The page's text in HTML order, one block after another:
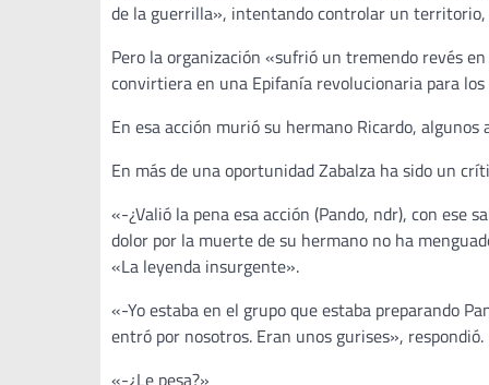
de la guerrilla», intentando controlar un
Pero la organización «sufrió un tremendo revés
convirtiera en una Epifanía revolucionaria para
En esa acción murió su hermano Ricardo, algunos
En más de una oportunidad Zabalza ha sido un
«-¿Valió la pena esa acción (Pando, ndr), con ese
dolor por la muerte de su hermano no ha
«La leyenda insurgente».
«-Yo estaba en el grupo que estaba preparando
entró por nosotros. Eran unos gurises», respondió.
«-¿Le pesa?»